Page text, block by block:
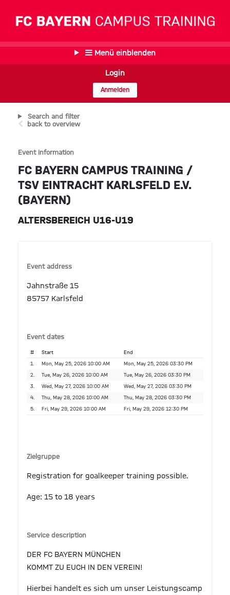
Menü einblenden
Login
Anmelden
Search and filter
back to overview
Event information
FC BAYERN CAMPUS TRAINING /
TSV EINTRACHT KARLSFELD E.V.
(BAYERN)
ALTERSBEREICH U16-U19
Event address
Jahnstraße 15
85757 Karlsfeld
Event dates
# Start End
1. Mon, May 25, 2026 10:00 AM Mon, May 25, 2026 03:30 PM
2. Tue, May 26, 2026 10:00 AM Tue, May 26, 2026 03:30 PM
3. Wed, May 27, 2026 10:00 AM Wed, May 27, 2026 03:30 PM
4. Thu, May 28, 2026 10:00 AM Thu, May 28, 2026 03:30 PM
5. Fri, May 29, 2026 10:00 AM Fri, May 29, 2026 12:30 PM
Zielgruppe
Registration for goalkeeper training possible.
Age: 15 to 18 years
Service description
DER FC BAYERN MÜNCHEN
KOMMT ZU EUCH IN DEN VEREIN!
Hierbei handelt es sich um unser Leistungscamp